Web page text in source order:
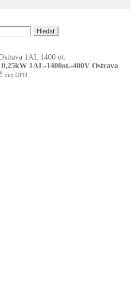
Hledat
1AL-1400ot.-400V Ostrava
Rozpětí
bez DPH